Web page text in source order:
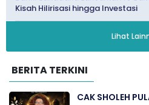
Kisah Hilirisasi hingga Investasi
Lihat
BERITA TERKINI
CAK SHOLEH